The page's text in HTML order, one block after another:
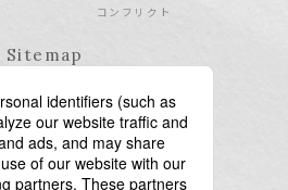
コンフリクト
Sitemap